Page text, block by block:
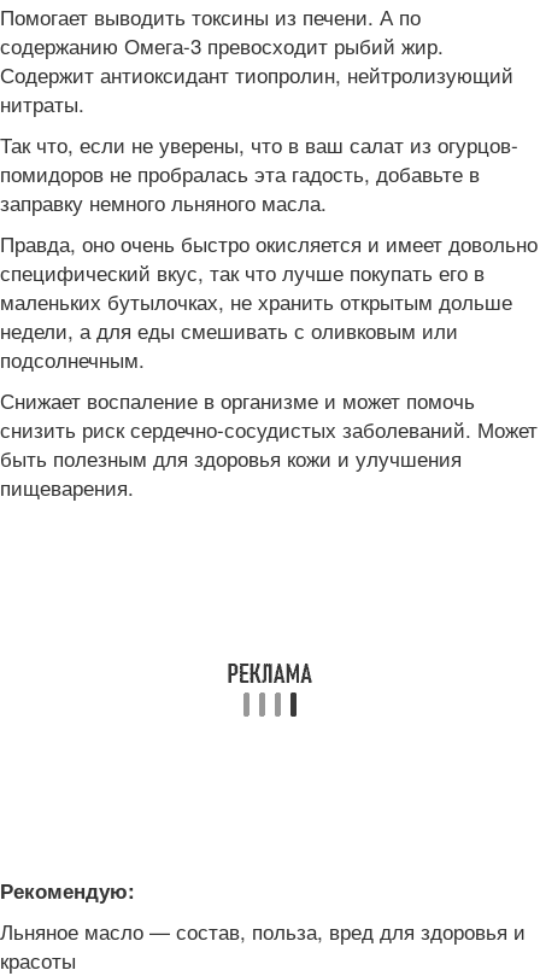
Помогает выводить токсины из печени. А по
содержанию Омега-3 превосходит рыбий жир.
Содержит антиоксидант тиопролин, нейтролизующий
нитраты.
Так что, если не уверены, что в ваш салат из огурцов-
помидоров не пробралась эта гадость, добавьте в
заправку немного льняного масла.
Правда, оно очень быстро окисляется и имеет довольно
специфический вкус, так что лучше покупать его в
маленьких бутылочках, не хранить открытым дольше
недели, а для еды смешивать с оливковым или
подсолнечным.
Снижает воспаление в организме и может помочь
снизить риск сердечно-сосудистых заболеваний. Может
быть полезным для здоровья кожи и улучшения
пищеварения.
Рекомендую:
Льняное масло — состав, польза, вред для здоровья и
красоты